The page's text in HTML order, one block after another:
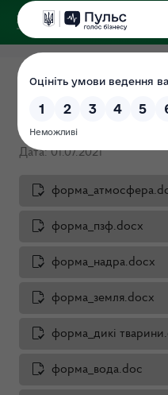
у
Перелік
Дата: 01.07.2021
форма_пзф.docx
форма_надра.docx
форма_земля.docx
форма_дикі
форма_вода.doc